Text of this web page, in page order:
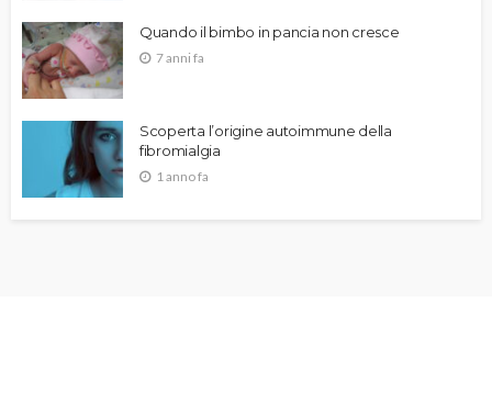
Quando il bimbo in pancia non cresce
7 anni fa
Scoperta l’origine autoimmune della
fibromialgia
1 anno fa